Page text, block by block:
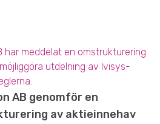
har meddelat en omstrukturering
utdelning av Ivisys-
AB genomför en
av aktieinnehav